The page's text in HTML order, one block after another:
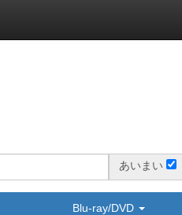
あいまい
Blu-ray/DVD